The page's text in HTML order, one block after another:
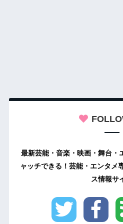
最新芸能・音楽・映画・舞台・
ャッチできる！芸能・エンタメ
ス情報サ